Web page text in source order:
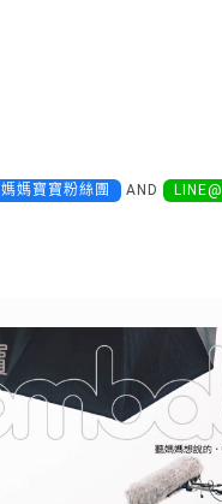
媽媽寶寶粉絲團 AND LINE@